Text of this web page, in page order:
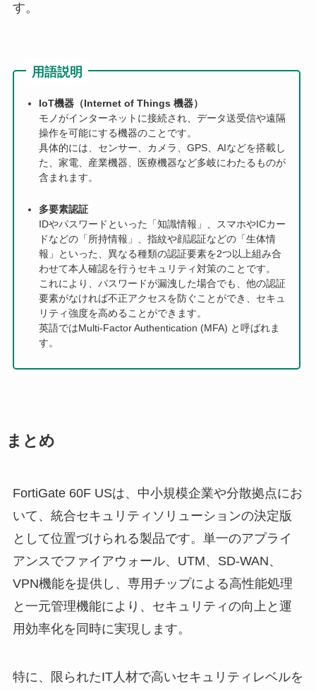
す。
用語説明
IoT機器（Internet of Things 機器）
モノがインターネットに接続され、データ送受信や遠隔
操作を可能にする機器のことです。
具体的には、センサー、カメラ、GPS、AIなどを搭載し
た、家電、産業機器、医療機器など多岐にわたるものが
含まれます。
多要素認証
IDやパスワードといった「知識情報」、スマホやICカー
ドなどの「所持情報」、指紋や顔認証などの「生体情
報」といった、異なる種類の認証要素を2つ以上組み合
わせて本人確認を行うセキュリティ対策のことです。
これにより、パスワードが漏洩した場合でも、他の認証
要素がなければ不正アクセスを防ぐことができ、セキュ
リティ強度を高めることができます。
英語ではMulti-Factor Authentication (MFA) と呼ばれま
す。
まとめ
FortiGate 60F USは、中小規模企業や分散拠点にお
いて、統合セキュリティソリューションの決定版
として位置づけられる製品です。単一のアプライ
アンスでファイアウォール、UTM、SD-WAN、
VPN機能を提供し、専用チップによる高性能処理
と一元管理機能により、セキュリティの向上と運
用効率化を同時に実現します。
特に、限られたIT人材で高いセキュリティレベルを